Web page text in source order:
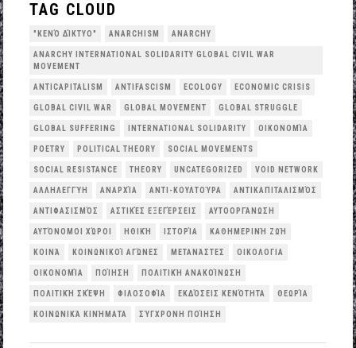
TAG CLOUD
"ΚΕΝΌ ΔΊΚΤΥΟ" ANARCHISM ANARCHY
ANARCHY INTERNATIONAL SOLIDARITY GLOBAL CIVIL WAR
MOVEMENT
ANTICAPITALISM ANTIFASCISM ECOLOGY ECONOMIC CRISIS
GLOBAL CIVIL WAR GLOBAL MOVEMENT GLOBAL STRUGGLE
GLOBAL SUFFERING INTERNATIONAL SOLIDARITY OΙΚΟΝΟΜΊΑ
POETRY POLITICAL THEORY SOCIAL MOVEMENTS
SOCIAL RESISTANCE THEORY UNCATEGORIZED VOID NETWORK
ΑΛΛΗΛΕΓΓΎΗ ΑΝΑΡΧΊΑ ΑΝΤΙ-ΚΟΥΛΤΟΎΡΑ ΑΝΤΙΚΑΠΙΤΑΛΙΣΜΌΣ
ΑΝΤΙΦΑΣΙΣΜΌΣ ΑΣΤΙΚΈΣ ΕΞΕΓΈΡΣΕΙΣ ΑΥΤΟΟΡΓΆΝΩΣΗ
ΑΥΤΌΝΟΜΟΙ ΧΏΡΟΙ ΗΘΙΚΉ ΙΣΤΟΡΊΑ ΚΑΘΗΜΕΡΙΝΉ ΖΩΉ
ΚΟΙΝΆ ΚΟΙΝΩΝΙΚΟΊ ΑΓΏΝΕΣ ΜΕΤΑΝΆΣΤΕΣ ΟΙΚΟΛΟΓΙΑ
ΟΙΚΟΝΟΜΊΑ ΠΟΊΗΣΗ ΠΟΛΙΤΙΚΉ ΑΝΑΚΟΊΝΩΣΗ
ΠΟΛΙΤΙΚΉ ΣΚΈΨΗ ΦΙΛΟΣΟΦΊΑ ΕΚΔΌΣΕΙΣ ΚΕΝΌΤΗΤΑ ΘΕΩΡΊΑ
ΚΟΙΝΩΝΙΚΆ ΚΙΝΉΜΑΤΑ ΣΎΓΧΡΟΝΗ ΠΟΊΗΣΗ